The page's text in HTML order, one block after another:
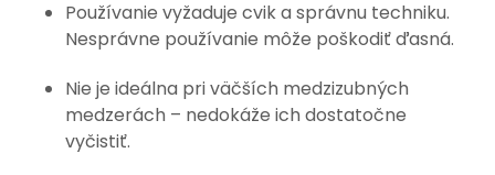
Používanie vyžaduje cvik a správnu techniku.
Nesprávne používanie môže poškodiť ďasná.
Nie je ideálna pri väčších medzizubných
medzerách – nedokáže ich dostatočne
vyčistiť.